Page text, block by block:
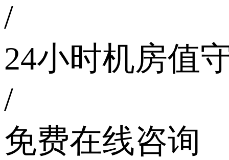
/
24小时机房值
/
免费在线咨询